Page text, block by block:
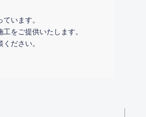
います。
をご提供いたします。
ださい。